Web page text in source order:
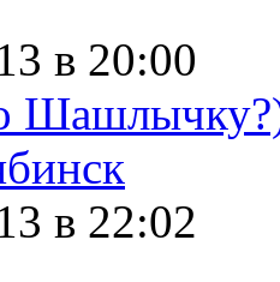
в 20:00
в 22:02